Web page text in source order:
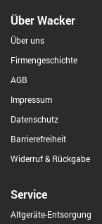
Über Wacker
Über uns
Firmengeschichte
AGB
Impressum
Datenschutz
Barrierefreiheit
Widerruf & Rückgabe
Service
Altgeräte-Entsorgung